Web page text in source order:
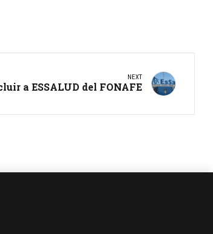
NEXT
a ESSALUD del FONAFE